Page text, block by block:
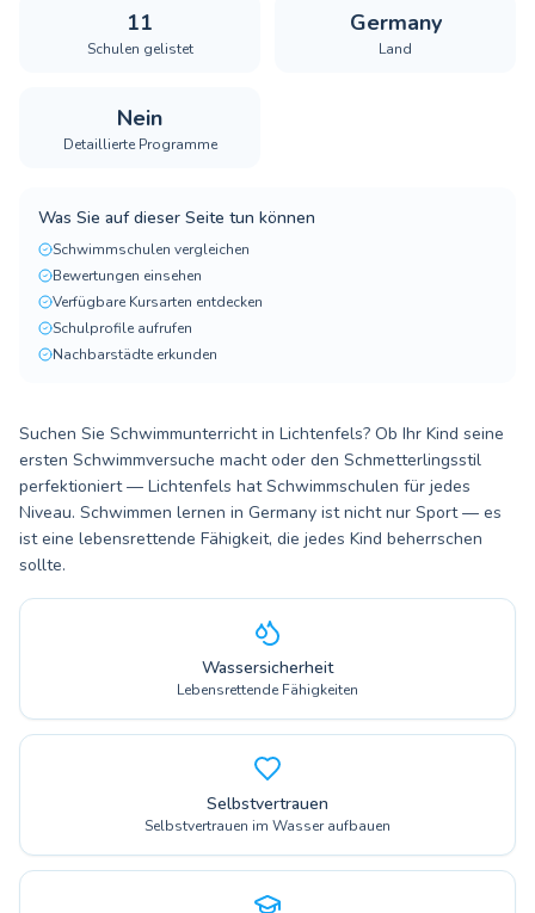
11
Schulen gelistet
Germany
Land
Nein
Detaillierte Programme
Was Sie auf dieser Seite tun können
Schwimmschulen vergleichen
Bewertungen einsehen
Verfügbare Kursarten entdecken
Schulprofile aufrufen
Nachbarstädte erkunden
Suchen Sie Schwimmunterricht in Lichtenfels? Ob Ihr Kind seine
ersten Schwimmversuche macht oder den Schmetterlingsstil
perfektioniert — Lichtenfels hat Schwimmschulen für jedes
Niveau. Schwimmen lernen in Germany ist nicht nur Sport — es
ist eine lebensrettende Fähigkeit, die jedes Kind beherrschen
sollte.
Wassersicherheit
Lebensrettende Fähigkeiten
Selbstvertrauen
Selbstvertrauen im Wasser aufbauen